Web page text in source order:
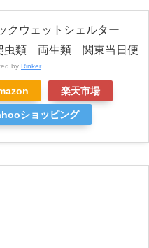
クウェットシェルター
類 両生類 関東当日便
by Rinker
楽天市場
ショッピング